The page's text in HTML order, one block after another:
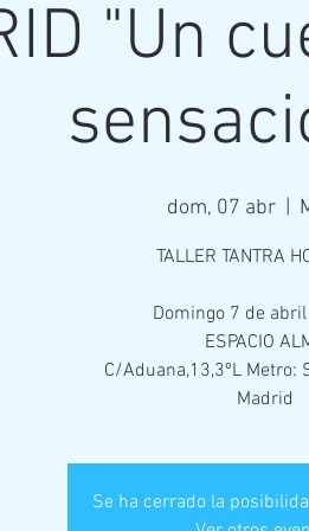
"Un
dom, 07 abr
TALLER TANTRA
Domingo 7 de
ESPACIO
C/Aduana,13,3ºL Metro:
Madrid
Se ha cerrado la